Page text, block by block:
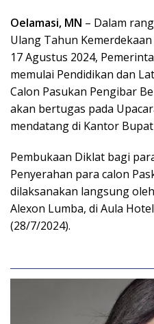
Oelamasi, MN – Dalam
Ulang Tahun
17 Agustus 2024,
memulai Pendidikan dan
Calon Pasukan Pengibar
akan bertugas pada
mendatang di Kantor
Pembukaan Diklat bagi
Penyerahan para calon
dilaksanakan langsung
Alexon Lumba, di Aula
(28/7/2024).